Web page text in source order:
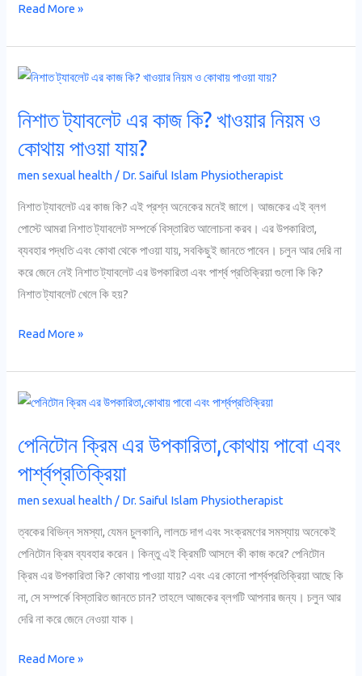
Read More »
নিশাত ট্যাবলেট এর কাজ কি? খাওয়ার নিয়ম ও
কোথায় পাওয়া যায়?
men sexual health/ Dr. Saiful Islam Physiotherapist
নিশাত ট্যাবলেট এর কাজ কি? এই প্রশ্ন অনেকের মনেই জাগে। আজকের এই ব্লগ
পোস্টে আমরা নিশাত ট্যাবলেট সম্পর্কে বিস্তারিত আলোচনা করব। এর উপকারিতা,
ব্যবহার পদ্ধতি এবং কোথা থেকে পাওয়া যায়, সবকিছুই জানতে পাবেন। চলুন আর দেরি না
করে জেনে নেই নিশাত ট্যাবলেট এর উপকারিতা এবং পার্শ্ব প্রতিক্রিয়া গুলো কি কি?
নিশাত ট্যাবলেট খেলে কি হয়?
নিশাত
এর
খাওয়ার
নিয়ম
ও
কোথায়
পাওয়া
যায়?
Read More »
পেনিটোন ক্রিম এর উপকারিতা,কোথায় পাবো এবং
পার্শ্বপ্রতিক্রিয়া
men sexual health / Dr. Saiful Islam Physiotherapist
ত্বকের বিভিন্ন সমস্যা, যেমন চুলকানি, লালচে দাগ এবং সংক্রমণের সমস্যায় অনেকেই
পেনিটোন ক্রিম ব্যবহার করেন। কিন্তু এই ক্রিমটি আসলে কী কাজ করে? পেনিটোন
ক্রিম এর উপকারিতা কি? কোথায় পাওয়া যায়? এবং এর কোনো পার্শ্বপ্রতিক্রিয়া আছে কি
না, সে সম্পর্কে বিস্তারিত জানতে চান? তাহলে আজকের ব্লগটি আপনার জন্য। চলুন আর
দেরি না করে জেনে নেওয়া যাক।
পেনিটোন
এর
উপকারিতা,কোথায়
এবং
পার্শ্বপ্রতিক্রিয়া
Read More »